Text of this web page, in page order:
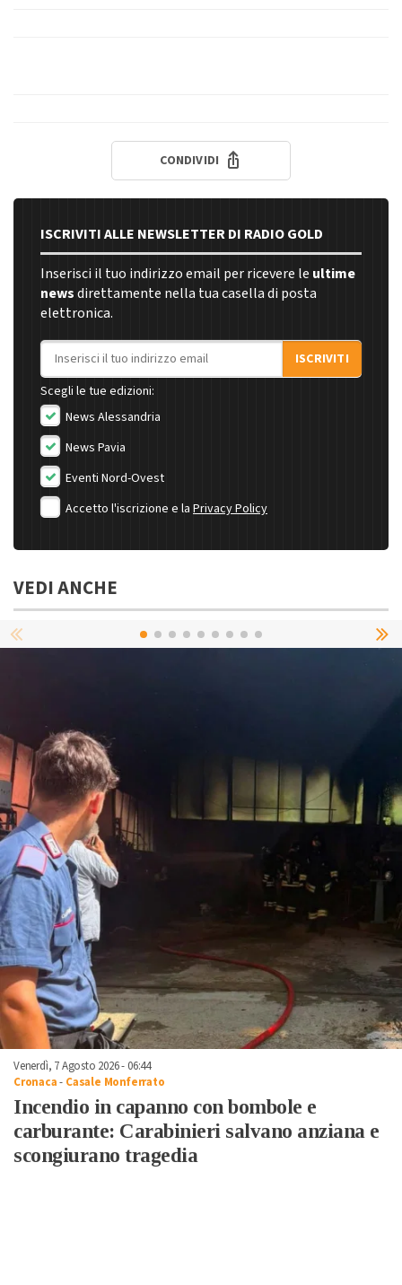
CONDIVIDI
ISCRIVITI ALLE NEWSLETTER DI RADIO GOLD
Inserisci il tuo indirizzo email per ricevere le ultime
newsdirettamente nella tua casella di posta
elettronica.
Indirizzo email
ISCRIVITI
Scegli le tue edizioni:
News Alessandria
News Pavia
Eventi Nord-Ovest
Accetto l'iscrizione e la Privacy Policy
VEDI ANCHE
Venerdì, 7 Agosto 2026 - 06:44
Cronaca- Casale Monferrato
Incendio in capanno con bombole e
carburante: Carabinieri salvano anziana e
scongiurano tragedia